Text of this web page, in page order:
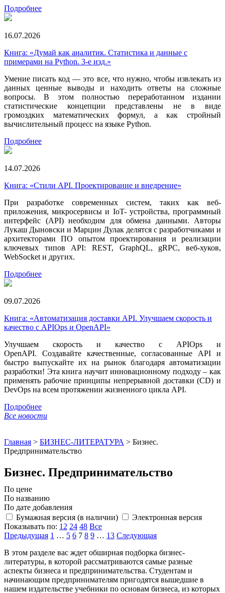
Подробнее
16.07.2026
Книга: «Думай как аналитик. Статистика и данные с
примерами на Python. 3-е изд.»
Умение писать код — это все, что нужно, чтобы извлекать из
данных ценные выводы и находить ответы на сложные
вопросы. В этом полностью переработанном издании
статистические концепции представлены не в виде
громоздких математических формул, а как стройный
вычислительный процесс на языке Python.
Подробнее
14.07.2026
Книга: «Стили API. Проектирование и внедрение»
При разработке современных систем, таких как веб-
приложения, микросервисы и IoT- устройства, программный
интерфейс (API) необходим для обмена данными. Авторы
Лукаш Дыновски и Марцин Дулак делятся с разработчиками и
архитекторами ПО опытом проектирования и реализации
ключевых типов API: REST, GraphQL, gRPC, веб-хуков,
WebSocket и других.
Подробнее
09.07.2026
Книга: «Автоматизация доставки API. Улучшаем скорость и
качество с APIOps и OpenAPI»
Улучшаем скорость и качество с APIOps и
OpenAPI. Создавайте качественные, согласованные API и
быстро выпускайте их на рынок благодаря автоматизации
разработки! Эта книга научит инновационному подходу – как
применять рабочие принципы непрерывной доставки (CD) и
DevOps на всем протяжении жизненного цикла API.
Подробнее
Все новости
Главная > БИЗНЕС-ЛИТЕРАТУРА > Бизнес.
Предпринимательство
Бизнес. Предпринимательство
По цене
По названию
По дате добавления
Бумажная версия (в наличии)
Электронная версия
Показывать по: 12 24 48 Все
Предыдущая 1 … 5 6 7 8 9 … 13 Следующая
В этом разделе вас ждет обширная подборка бизнес-
литературы, в которой рассматриваются самые разные
аспекты бизнеса и предпринимательства. Студентам и
начинающим предпринимателям пригодятся вышедшие в
нашем издательстве учебники по основам бизнеса, из которых